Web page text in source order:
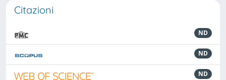
Citazioni
ND
ND
ND